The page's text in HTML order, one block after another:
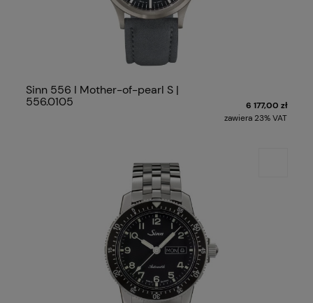
Sinn 556 I Mother-of-pearl S |
556.0105
6 177,00 zł
zawiera 23% VAT